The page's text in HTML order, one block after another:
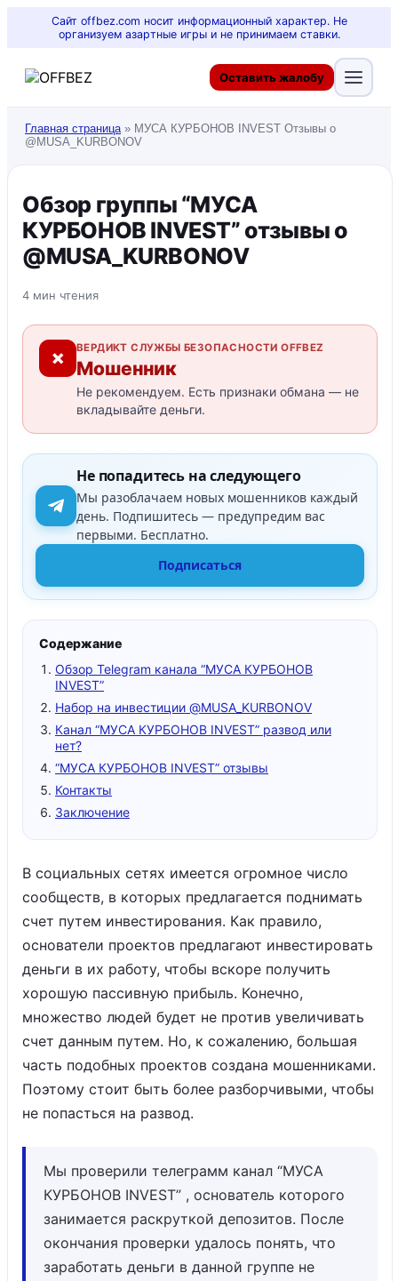
Сайт offbez.com носит информационный характер. Не
организуем азартные игры и не принимаем ставки.
Оставить жалобу
Главная страница» МУСА КУРБОНОВ INVEST Отзывы о
@MUSA_KURBONOV
Обзор группы “МУСА
КУРБОНОВ INVEST” отзывы о
@MUSA_KURBONOV
4 мин чтения
✗ ВЕРДИКТ СЛУЖБЫ БЕЗОПАСНОСТИ OFFBEZ
Мошенник
Не рекомендуем. Есть признаки обмана — не
вкладывайте деньги.
Не попадитесь на следующего
Мы разоблачаем новых мошенников каждый
день. Подпишитесь — предупредим вас
первыми. Бесплатно.
Подписаться
Содержание
Обзор Telegram канала “МУСА КУРБОНОВ
INVEST”
Набор на инвестиции @MUSA_KURBONOV
Канал “МУСА КУРБОНОВ INVEST” развод или
нет?
“МУСА КУРБОНОВ INVEST” отзывы
Контакты
Заключение
В социальных сетях имеется огромное число
сообществ, в которых предлагается поднимать
счет путем инвестирования. Как правило,
основатели проектов предлагают инвестировать
деньги в их работу, чтобы вскоре получить
хорошую пассивную прибыль. Конечно,
множество людей будет не против увеличивать
счет данным путем. Но, к сожалению, большая
часть подобных проектов создана мошенниками.
Поэтому стоит быть более разборчивыми, чтобы
не попасться на развод.
Мы проверили телеграмм канал “МУСА
КУРБОНОВ INVEST” , основатель которого
занимается раскруткой депозитов. После
окончания проверки удалось понять, что
заработать деньги в данной группе не